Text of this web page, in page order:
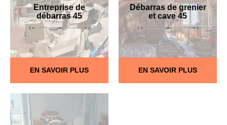
Entreprise de
débarras 45
EN SAVOIR PLUS
Débarras de grenier
et cave 45
EN SAVOIR PLUS